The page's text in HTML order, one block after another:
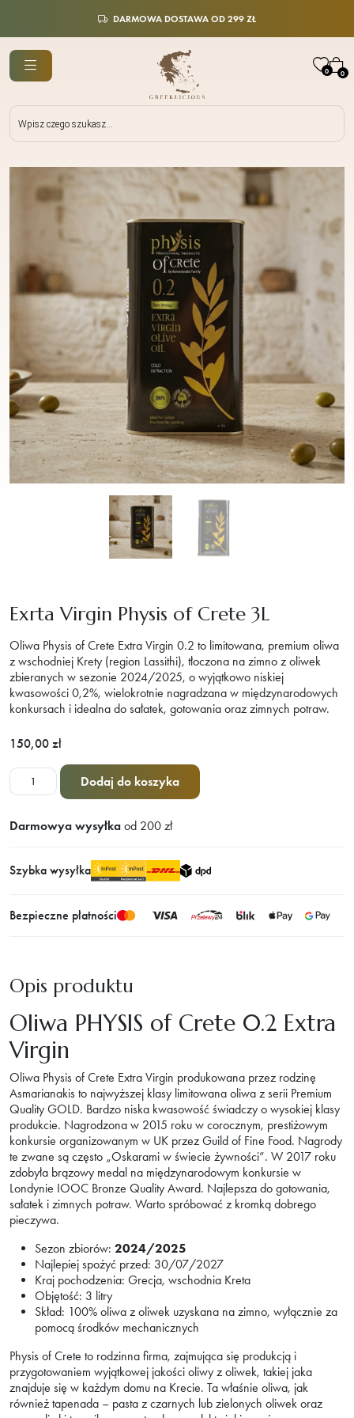
DARMOWA DOSTAWA OD 299 ZŁ
0 0
Wyszukiwarka
produktów
Exrta Virgin Physis of Crete 3L
Oliwa Physis of Crete Extra Virgin 0.2 to limitowana, premium oliwa
z wschodniej Krety (region Lassithi), tłoczona na zimno z oliwek
zbieranych w sezonie 2024/2025, o wyjątkowo niskiej
kwasowości 0,2%, wielokrotnie nagradzana w międzynarodowych
konkursach i idealna do sałatek, gotowania oraz zimnych potraw.
150,00 zł
ilość
Exrta
Physis
Crete
Dodaj do koszyka
Darmowya wysyłka od 200 zł
Szybka wysyłka
Bezpieczne płatności
Opis produktu
Oliwa PHYSIS of Crete 0.2 Extra
Virgin
Oliwa Physis of Crete Extra Virgin produkowana przez rodzinę
Asmarianakis to najwyższej klasy limitowana oliwa z serii Premium
Quality GOLD. Bardzo niska kwasowość świadczy o wysokiej klasy
produkcie. Nagrodzona w 2015 roku w corocznym, prestiżowym
konkursie organizowanym w UK przez Guild of Fine Food. Nagrody
te zwane są często „Oskarami w świecie żywności”. W 2017 roku
zdobyła brązowy medal na międzynarodowym konkursie w
Londynie IOOC Bronze Quality Award. Najlepsza do gotowania,
sałatek i zimnych potraw. Warto spróbować z kromką dobrego
pieczywa.
Sezon zbiorów: 2024/2025
Najlepiej spożyć przed: 30/07/2027
Kraj pochodzenia: Grecja, wschodnia Kreta
Objętość: 3 litry
Skład: 100% oliwa z oliwek uzyskana na zimno, wyłącznie za
pomocą środków mechanicznych
Physis of Crete to rodzinna firma, zajmująca się produkcją i
przygotowaniem wyjątkowej jakości oliwy z oliwek, takiej jaka
znajduje się w każdym domu na Krecie. Ta właśnie oliwa, jak
również tapenada – pasta z czarnych lub zielonych oliwek oraz